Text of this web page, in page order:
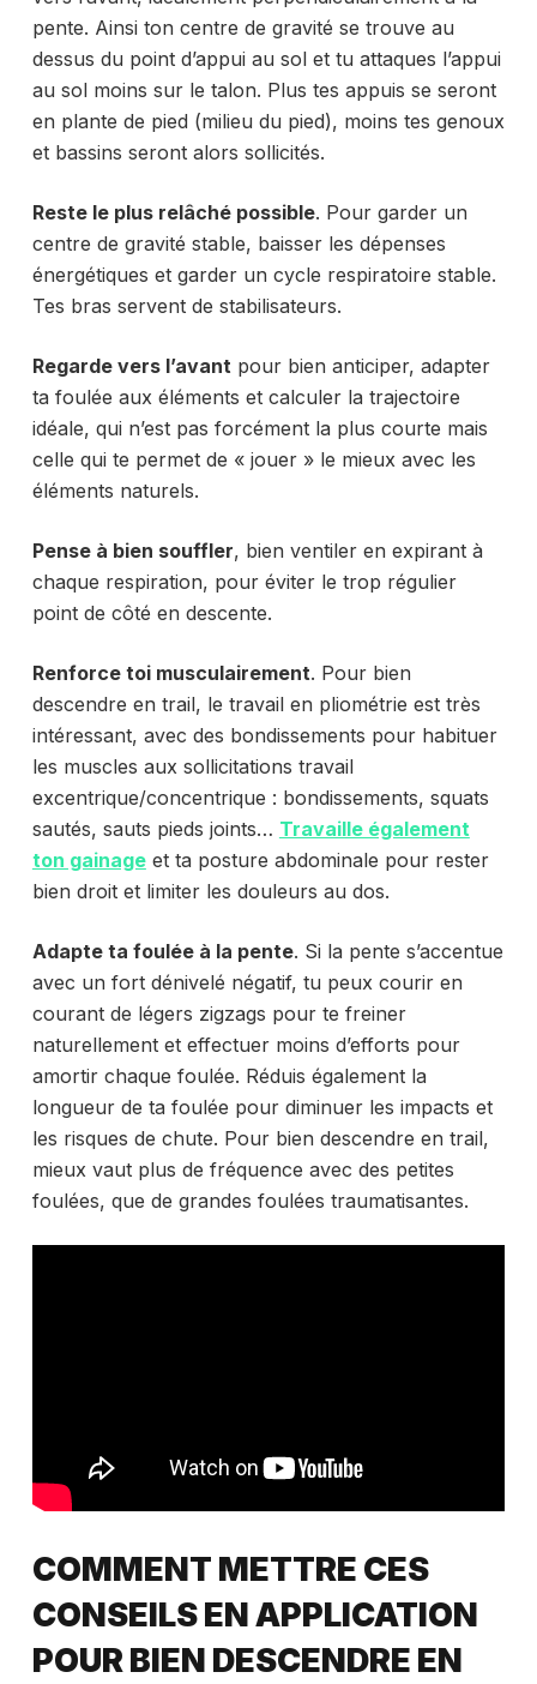
pente. Ainsi ton centre de gravité se trouve au
dessus du point d’appui au sol et tu attaques l’appui
au sol moins sur le talon. Plus tes appuis se seront
en plante de pied (milieu du pied), moins tes genoux
et bassins seront alors sollicités.
Reste le plus relâché possible. Pour garder un
centre de gravité stable, baisser les dépenses
énergétiques et garder un cycle respiratoire stable.
Tes bras servent de stabilisateurs.
Regarde vers l’avantpour bien anticiper, adapter
ta foulée aux éléments et calculer la trajectoire
idéale, qui n’est pas forcément la plus courte mais
celle qui te permet de « jouer » le mieux avec les
éléments naturels.
Pense à bien souffler, bien ventiler en expirant à
chaque respiration, pour éviter le trop régulier
point de côté en descente.
Renforce toi musculairement. Pour bien
descendre en trail, le travail en pliométrie est très
intéressant, avec des bondissements pour habituer
les muscles aux sollicitations travail
excentrique/concentrique : bondissements, squats
sautés, sauts pieds joints… Travaille également
ton gainageet ta posture abdominale pour rester
bien droit et limiter les douleurs au dos.
Adapte ta foulée à la pente. Si la pente s’accentue
avec un fort dénivelé négatif, tu peux courir en
courant de légers zigzags pour te freiner
naturellement et effectuer moins d’efforts pour
amortir chaque foulée. Réduis également la
longueur de ta foulée pour diminuer les impacts et
les risques de chute. Pour bien descendre en trail,
mieux vaut plus de fréquence avec des petites
foulées, que de grandes foulées traumatisantes.
COMMENT METTRE CES
CONSEILS EN APPLICATION
POUR BIEN DESCENDRE EN